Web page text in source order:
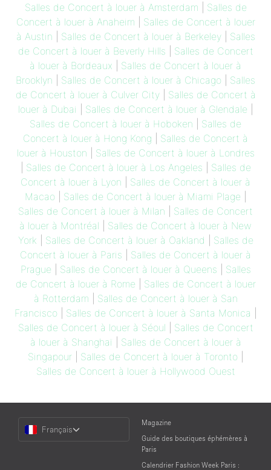
Salles de Concert à louer à Amsterdam
Salles de
Concert à louer à Anaheim
Salles de Concert à louer
à Austin
Salles de Concert à louer à Berkeley| Salles
de Concert à louer à Beverly Hills
Salles de Concert
à louer à Bordeaux
Salles de Concert à louer à
Brooklyn
Salles de Concert à louer à Chicago
Salles
de Concert à louer à Culver City| Salles de Concert à
louer à Dubai
Salles de Concert à louer à Glendale
Salles de Concert à louer à Hoboken
Salles de
Concert à louer à Hong Kong
Salles de Concert à
louer à Houston
Salles de Concert à louer à Londres
Salles de Concert à louer à Los Angeles
Salles de
Concert à louer à Lyon
Salles de Concert à louer à
Macao
Salles de Concert à louer à Miami Plage
Salles de Concert à louer à Milan
Salles de Concert
à louer à Montréal
Salles de Concert à louer à New
York
Salles de Concert à louer à Oakland
Salles de
Concert à louer à Paris
Salles de Concert à louer à
Prague
Salles de Concert à louer à Queens
Salles
de Concert à louer à Rome
Salles de Concert à louer
à Rotterdam
Salles de Concert à louer à San
Francisco
Salles de Concert à louer à Santa Monica
Salles de Concert à louer à Séoul
Salles de Concert
à louer à Shanghaï
Salles de Concert à louer à
Singapour
Salles de Concert à louer à Toronto
Salles de Concert à louer à Hollywood Ouest
Language
Français
Magazine
Guide des boutiques éphémères à
Paris
Calendrier Fashion Week Paris :